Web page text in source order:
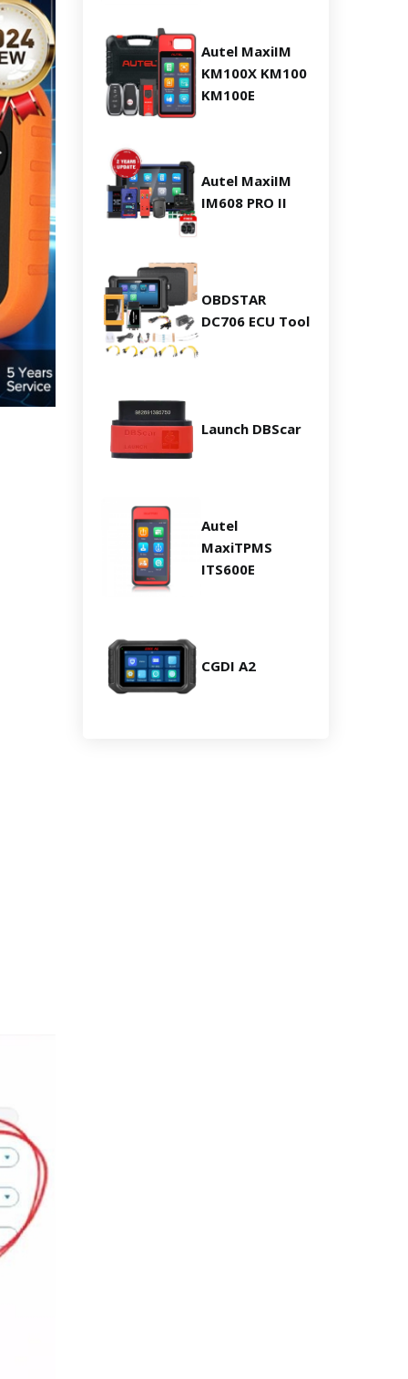
Autel MaxiIM
KM100X KM100
KM100E
Autel MaxiIM
IM608 PRO II
OBDSTAR
DC706 ECU Tool
Launch DBScar
Autel
MaxiTPMS
ITS600E
CGDI A2